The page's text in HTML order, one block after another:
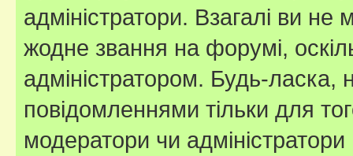
адміністратори. Взагалі ви
жодне звання на форумі,
адміністратором. Будь-
повідомленнями тільки для
модератори чи